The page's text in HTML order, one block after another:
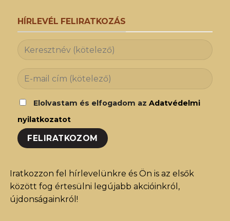
HÍRLEVÉL FELIRATKOZÁS
Elolvastam és elfogadom az Adatvédelmi
nyilatkozatot
Iratkozzon fel hírlevelünkre és Ön is az elsők
között fog értesülni legújabb akcióinkról,
újdonságainkról!